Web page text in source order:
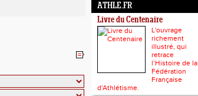
ATHLE.FR
Livre du Centenaire
L'ouvrage
richement
illustré, qui
retrace
l’Histoire de la
Fédération
Française
d'Athlétisme.